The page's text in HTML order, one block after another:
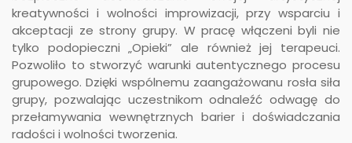
kreatywności i wolności improwizacji, przy wsparciu i
akceptacji ze strony grupy. W pracę włączeni byli nie
tylko podopieczni „Opieki” ale również jej terapeuci.
Pozwoliło to stworzyć warunki autentycznego procesu
grupowego. Dzięki wspólnemu zaangażowanu rosła siła
grupy, pozwalając uczestnikom odnaleźć odwagę do
przełamywania wewnętrznych barier i doświadczania
radości i wolności tworzenia.